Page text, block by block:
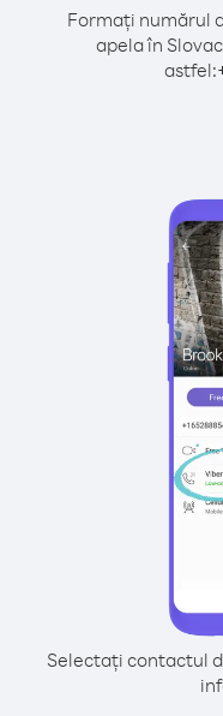
Formați numărul
apela în
astfel:
Selectați contactul